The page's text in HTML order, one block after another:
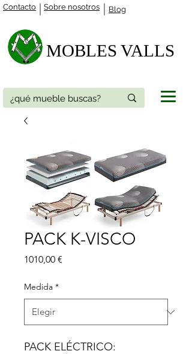
Contacto Blog
Sobre nosotros
MOBLES VALLS​
PACK K-VISCO
1010,00 €
Medida *
PACK ELÉCTRICO: